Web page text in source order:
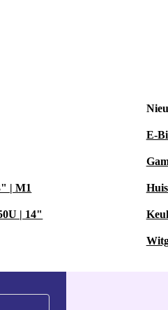
| M1
| 14"
E-